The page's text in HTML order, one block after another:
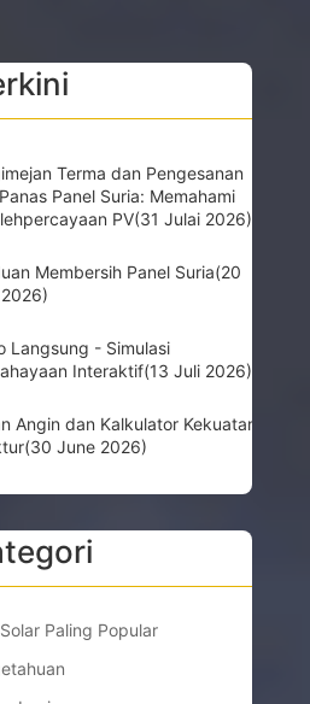
Terma dan Pengesanan
Panel Suria: Memahami
PV(31 Julai 2026)
Membersih Panel Suria(20
Langsung - Simulasi
Interaktif(13 Juli 2026)
Angin dan Kalkulator Kekuatan
(30 June 2026)
Paling Popular